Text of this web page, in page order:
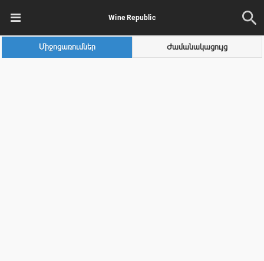
Wine Republic
Միջոցառումներ Ժամանակացույց